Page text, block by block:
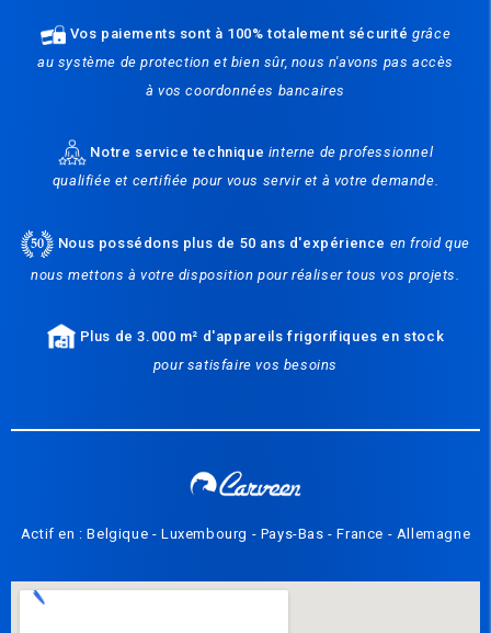
Vos paiements sont à 100% totalement sécuritégrâce
au système de protection et bien sûr, nous n'avons pas accès
à vos coordonnées bancaires
Notre service technique interne de professionnel
qualifiée et certifiée pour vous servir et à votre demande.
Nous possédons plus de 50 ans d'expérience en froid que
nous mettons à votre disposition pour réaliser tous vos projets.
Plus de 3.000 m² d'appareils frigorifiques en stock
pour satisfaire vos besoins
Actif en : Belgique - Luxembourg - Pays-Bas - France - Allemagne